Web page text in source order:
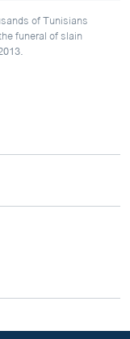
of Tunisians
funeral of slain